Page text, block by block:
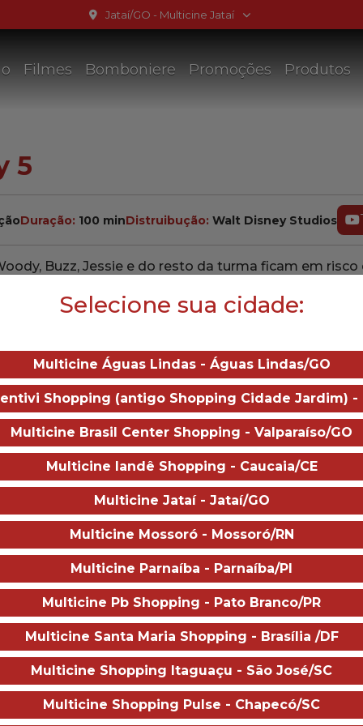
Jataí/GO - Multicine Jataí
Filmes Bomboniere Promoções Produtos
5
Duração: 100 minDistruibução: Walt Disney Studios —
Buzz, Jessie e do resto da turma ficam em
Reeves, Greta Lee, Krys Marshall, Tim Allen, Joan
Stanton
Stanton
filme está disponível através do app:
filmes em cartaz são de exclusivo critério dos distribuidores,
da Ancine, Nosso site indica qual o app necessário na
para a utilização do aplicativo.
Sobre o
Terça
11
AGO
Quarta
12
AGO
Selecione sua cidade:
Multicine Águas Lindas - Águas Lindas/GO
Shopping (antigo Shopping Cidade Jardim) -
Multicine Brasil Center Shopping - Valparaíso/GO
Multicine Iandê Shopping - Caucaia/CE
Multicine Jataí - Jataí/GO
Multicine Mossoró - Mossoró/RN
Multicine Parnaíba - Parnaíba/PI
Multicine Pb Shopping - Pato Branco/PR
Multicine Santa Maria Shopping - Brasília /DF
Multicine Shopping Itaguaçu - São José/SC
Multicine Shopping Pulse - Chapecó/SC